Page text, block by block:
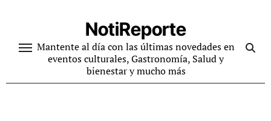
contenido
NotiReporte
Mantente al día con las últimas novedades en
eventos culturales, Gastronomía, Salud y
bienestar y mucho más